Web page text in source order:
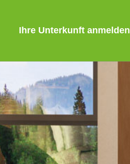
Ihre Unterkunft anmelden